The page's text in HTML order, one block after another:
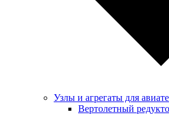
Узлы и агрегаты для
Вертолетный